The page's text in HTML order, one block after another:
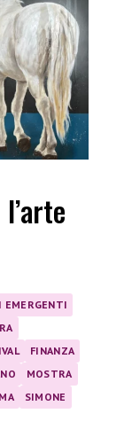
FINANZA
MOSTRA
SIMONE